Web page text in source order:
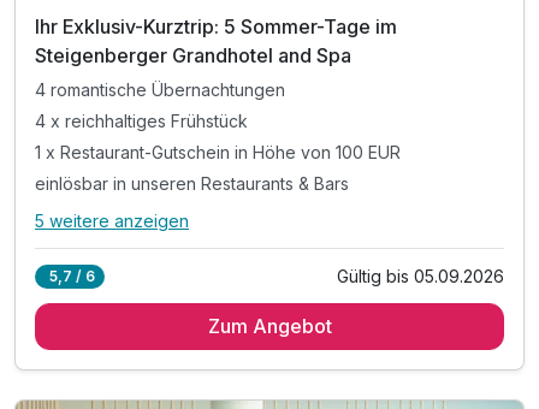
202Ihr Exklusiv-Kurztrip: 5 Sommer-Tage im
Steigenberger Grandhotel and Spa
4 romantische Übernachtungen
4 x reichhaltiges Frühstück
1 x Restaurant-Gutschein in Höhe von 100 EUR
einlösbar in unseren Restaurants & Bars
Alle Inklusivleistungen
4 x reichhaltiges Frühstück
5 weitere anzeigen
5,7 / 6 Gültig bis 05.09.2026
Zum Angebot